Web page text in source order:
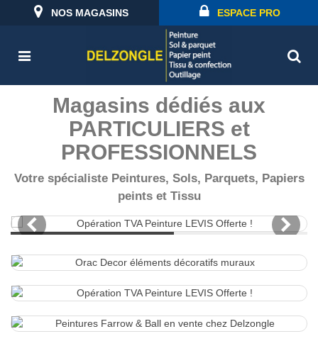
NOS MAGASINS ESPACE PRO
Magasins dédiés aux
PARTICULIERS et
PROFESSIONNELS
Votre spécialiste Peintures, Sols, Parquets, Papiers
peints et Tissu